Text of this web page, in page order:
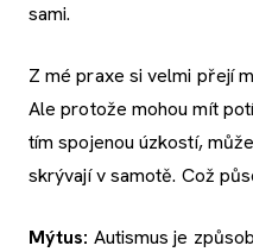
sami.
Z mé praxe si velmi přejí
Ale protože mohou mít
tím spojenou úzkostí,
skrývají v samotě. Což
Mýtus: Autismus je